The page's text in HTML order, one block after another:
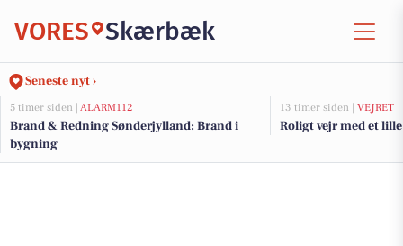
VORES Skærbæk
Seneste nyt ›
5 timer siden | ALARM112
Brand & Redning Sønderjylland: Brand i
bygning
13 timer siden | VEJRET
Roligt vejr med et